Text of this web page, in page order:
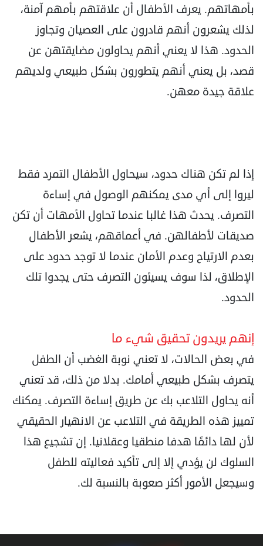
بأمهاتهم. يعرف الأطفال أن علاقتهم بأمهم آمنة،
لذلك يشعرون أنهم قادرون على العصيان وتجاوز
الحدود. هذا لا يعني أنهم يحاولون مضايقتهن عن
قصد، بل يعني أنهم يتطورون بشكل طبيعي ولديهم
علاقة جيدة معهن.
إذا لم تكن هناك حدود، سيحاول الأطفال التمرد فقط
ليروا إلى أي مدى يمكنهم الوصول في إساءة
التصرف. يحدث هذا غالبا عندما تحاول الأمهات أن تكن
صديقات لأطفالهن. في أعماقهم، يشعر الأطفال
بعدم الارتياح وعدم الأمان عندما لا توجد حدود على
الإطلاق، لذا سوف يسيئون التصرف حتى يجدوا تلك
الحدود.
إنهم يريدون تحقيق شيء ما
في بعض الحالات، لا تعني نوبة الغضب أن الطفل
يتصرف بشكل طبيعي أمامك. بدلا من ذلك، قد تعني
أنه يحاول التلاعب بك عن طريق إساءة التصرف. يمكنك
تمييز هذه الطريقة في التلاعب عن الانهيار الحقيقي
لأن لها دائمًا هدفا منطقيا وعقلانيا. إن تشجيع هذا
السلوك لن يؤدي إلا إلى تأكيد فعاليته للطفل
وسيجعل الأمور أكثر صعوبة بالنسبة لك.